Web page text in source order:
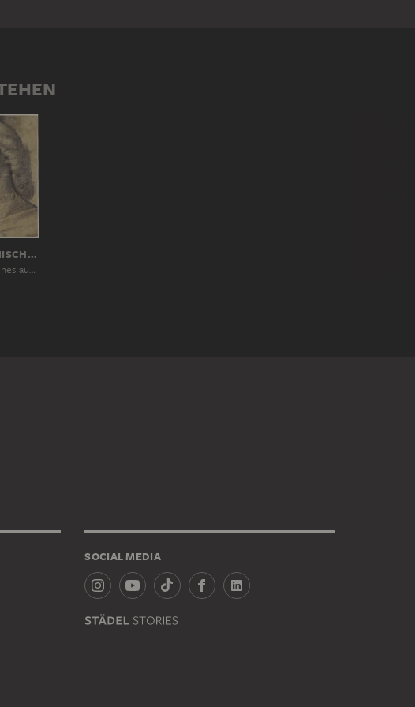
VENEZIANISCH, 15. JAHRHUNDERT
Brustbild eines aufschauenden Jünglings
SOCIAL MEDIA